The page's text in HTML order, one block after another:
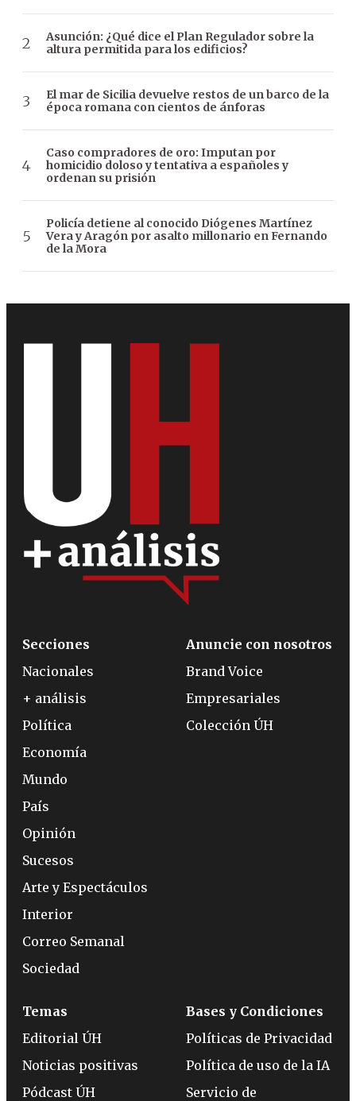
Asunción: ¿Qué dice el Plan Regulador sobre la
altura permitida para los edificios?
El mar de Sicilia devuelve restos de un barco de la
época romana con cientos de ánforas
Caso compradores de oro: Imputan por
homicidio doloso y tentativa a españoles y
ordenan su prisión
Policía detiene al conocido Diógenes Martínez
Vera y Aragón por asalto millonario en Fernando
de la Mora
Secciones
Nacionales
+ análisis
Política
Economía
Mundo
País
Opinión
Sucesos
Arte y Espectáculos
Interior
Correo Semanal
Sociedad
Anuncie con nosotros
Brand Voice
Empresariales
Colección ÚH
Temas
Editorial ÚH
Noticias positivas
Pódcast ÚH
Bases y Condiciones
Políticas de Privacidad
Política de uso de la IA
Servicio de